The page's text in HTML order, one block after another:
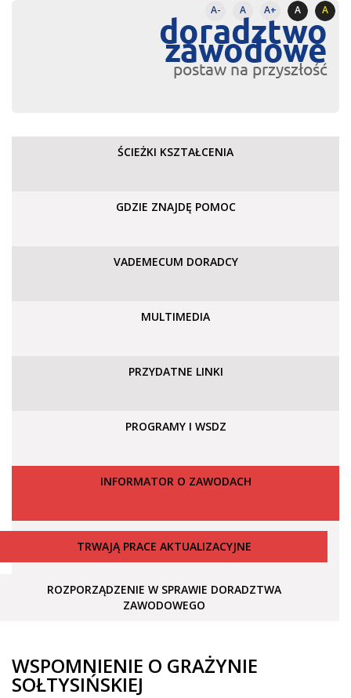
A- A A+ A A
doradztwo
zawodowe
postaw na przyszłość
ŚCIEŻKI KSZTAŁCENIA
GDZIE ZNAJDĘ POMOC
VADEMECUM DORADCY
MULTIMEDIA
PRZYDATNE LINKI
PROGRAMY I WSDZ
INFORMATOR O ZAWODACH
TRWAJĄ PRACE AKTUALIZACYJNE
ROZPORZĄDZENIE W SPRAWIE DORADZTWA
ZAWODOWEGO
WSPOMNIENIE O GRAŻYNIE
SOŁTYSIŃSKIEJ